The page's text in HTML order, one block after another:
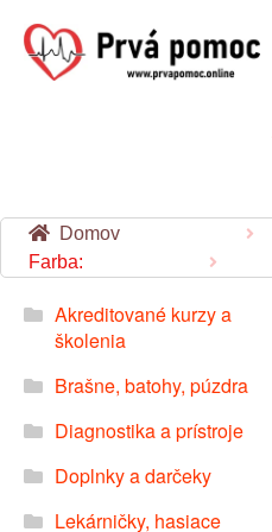
Domov
Farba:
Akreditované kurzy a
školenia
Brašne, batohy, púzdra
Diagnostika a prístroje
Doplnky a darčeky
Lekárničky, hasiace